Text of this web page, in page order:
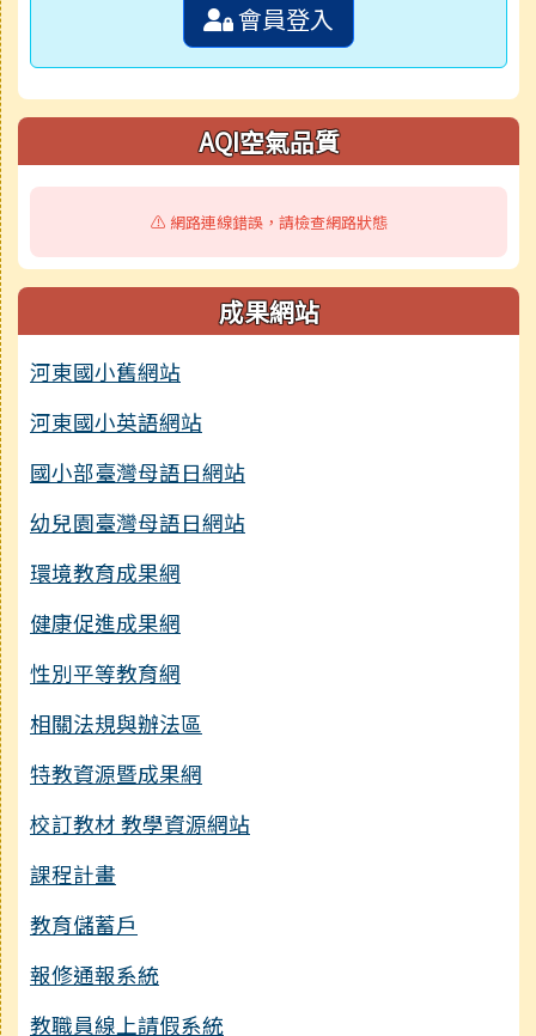
會員登入
AQI空氣品質
⚠️ 網路連線錯誤，請檢查網路狀態
成果網站
河東國小舊網站
河東國小英語網站
國小部臺灣母語日網站
幼兒園臺灣母語日網站
環境教育成果網
健康促進成果網
性別平等教育網
相關法規與辦法區
特教資源暨成果網
校訂教材 教學資源網站
課程計畫
教育儲蓄戶
報修通報系統
教職員線上請假系統